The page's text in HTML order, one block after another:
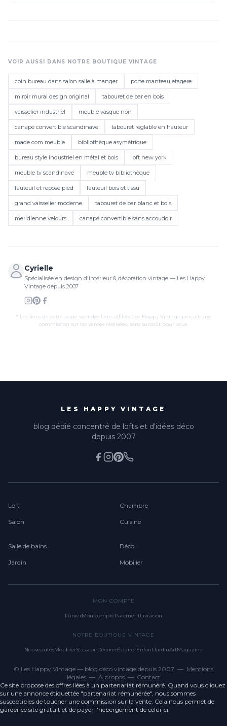
VOIR AUSSI DANS NOTRE BOUTIQUE VINTAGE
coin bureau dans salon salle à manger porte manteau etagere
miroir mural design original tabouret de bar en bois
vaisselier industriel meuble vasque noir
canapé convertible scandinave tabouret réglable en hauteur
made com meuble bibliothèque asymétrique
bureau style industriel en métal et bois loft new york
meuble tv scandinave meuble tv bibliothèque
fauteuil et repose pied fauteuil bois et tissu
grand vaisselier moderne tabouret de bar blanc et bois
meridienne velours canapé convertible sans accoudoir
Cyrielle
Spécialisée en design d'intérieur & décoration vintage — Les Happy
Vintage depuis 2007
* Les liens de cette page sont des liens affiliés. Les Happy Vintage perçoit une
commission sur les ventes réalisées, sans surcoût pour vous.
LES HAPPY VINTAGE
blog dédié concentré de lofts et d'idées déco
depuis 2007
Loft
Salon
Chambre
Cuisine
Salle de bains
Jardin
Déco
Mobilier
MON COMPTE
PanierMon comptePaiementLivraison
NOTRE BOUTIQUE VINTAGE
NouveautésMeublerS'asseoirDécorerÉclairerEnfantJardinArtMagazine
© Les Happy Vintage — blog déco vintage depuis 2007 — Mentions
légales— À propos— Contact
Ce site propose des offres liées à un partenariat rémunéré. Quand vous cliquez
sur une annonce étiquettée "partenariat rémunérée", nous sommes
susceptibles de toucher une commission sur la vente. Cela nous permet de
garder ce site gratuit et de payer l'hébergement de celui-ci.